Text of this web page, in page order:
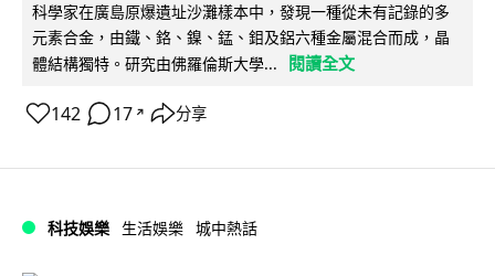
科學家在廣島原爆遺址沙灘樣本中，發現一種從未有記錄的多
元素合金，由鐵、鉻、鎳、錳、鉬及鋁六種金屬混合而成，晶
體結構獨特。研究由佛羅倫斯大學...
閱讀全文
142 17 ↗ 分享
科技娛樂 生活娛樂 城中熱話